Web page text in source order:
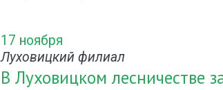
17 ноября
Луховицкий филиал
В Луховицком лесничестве